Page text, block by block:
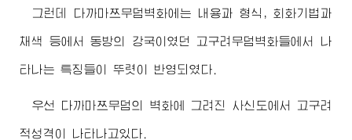
그런데 다까마쯔무덤벽화에는 내용과 형식, 회화기법과
채색 등에서 동방의 강국이였던 고구려무덤벽화들에서 나
타나는 특징들이 뚜렷이 반영되였다.
우선 다까마쯔무덤의 벽화에 그려진 사신도에서 고구려
적성격이 나타나고있다.